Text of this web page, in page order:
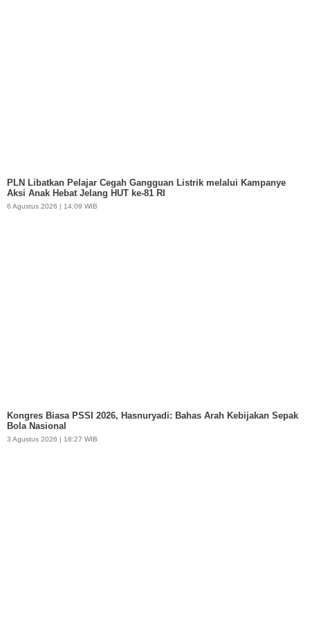
PLN Libatkan Pelajar Cegah Gangguan Listrik melalui Kampanye
Aksi Anak Hebat Jelang HUT ke-81 RI
6 Agustus 2026 | 14:09 WIB
Kongres Biasa PSSI 2026, Hasnuryadi: Bahas Arah Kebijakan Sepak
Bola Nasional
3 Agustus 2026 | 18:27 WIB